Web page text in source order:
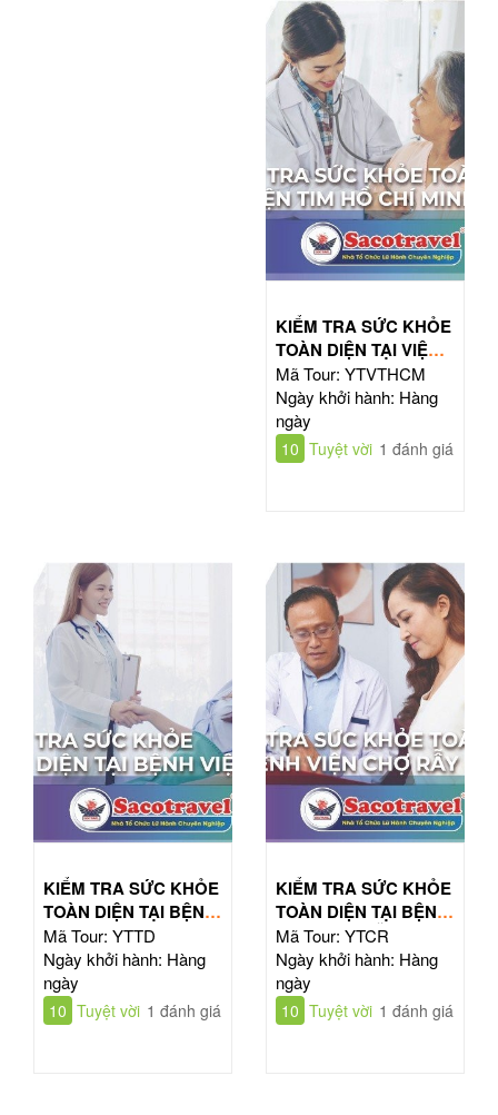
KIỂM TRA SỨC KHỎE
TOÀN DIỆN TẠI VIỆN
TIM HỒ CHÍ MINH
Mã Tour: YTVTHCM
Ngày khởi hành: Hàng
ngày
10 Tuyệt vời 1 đánh giá
KIỂM TRA SỨC KHỎE
TOÀN DIỆN TẠI BỆNH
VIỆN TỪ DŨ
Mã Tour: YTTD
Ngày khởi hành: Hàng
ngày
10 Tuyệt vời 1 đánh giá
KIỂM TRA SỨC KHỎE
TOÀN DIỆN TẠI BỆNH
VIỆN CHỢ RẪY
Mã Tour: YTCR
Ngày khởi hành: Hàng
ngày
10 Tuyệt vời 1 đánh giá